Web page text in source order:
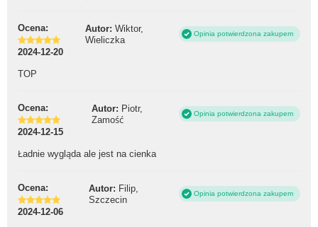
Ocena: Autor: Wiktor,
Wieliczka
Opinia potwierdzona zakupem
2024-12-20
TOP
Ocena: Autor: Piotr,
Zamość
Opinia potwierdzona zakupem
2024-12-15
Ładnie wygląda ale jest na cienka
Ocena: Autor: Filip,
Szczecin
Opinia potwierdzona zakupem
2024-12-06